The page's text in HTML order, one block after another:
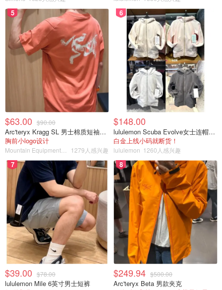
5
$63.00 $90.00
Arc'teryx Kragg SL 男士棉质短袖T恤
胸前小logo设计
1279人感兴趣
6
$148.00
lululemon Scuba Evolve女士连帽卫衣 全拉链
白金上线小码就断货！
lululemon 1260人感兴趣
7
$39.00 $78.00
lululemon Mile 6英寸男士短裤
8
$249.94 $500.00
Arc'teryx Beta 男款夹克